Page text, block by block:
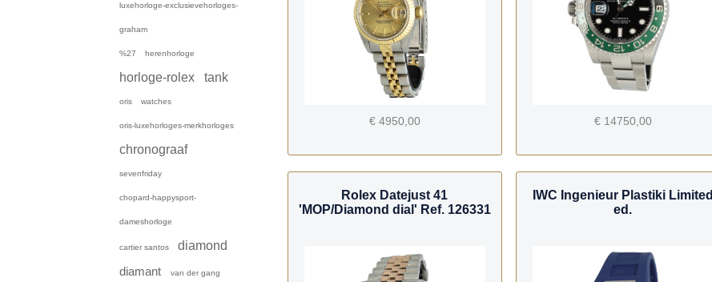
luxehorloge-exclusievehorloges-
graham
%27 herenhorloge
horloge-rolex tank
oris watches
oris-luxehorloges-merkhorloges
chronograaf
sevenfriday
chopard-happysport-
dameshorloge
cartier santos
diamond
diamant
van der gang
€ 4950,00 € 14750,00
Rolex Datejust 41
'MOP/Diamond dial' Ref. 126331
IWC Ingenieur Plastiki Limited
ed.